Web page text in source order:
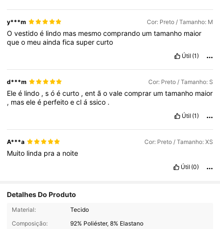
y***m Cor: Preto / Tamanho: M
Ovestidoé lindo mas mesmocomprando umtamanho maior
queo meuaindaficasupercurto
Útil (1)
d***m Cor: Preto / Tamanho: S
Eleé lindo ,sóécurto ,entãovalecomprar umtamanho maior
, maseleé perfeitoeclássico .
Útil (1)
A***a Cor: Preto / Tamanho: XS
Muito linda praa noite
Útil (0)
Detalhes Do Produto
Material:
Tecido
Composição:
92% Poliéster, 8% Elastano
4,88